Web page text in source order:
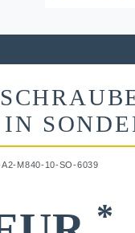
M840-10-SO-6039
*